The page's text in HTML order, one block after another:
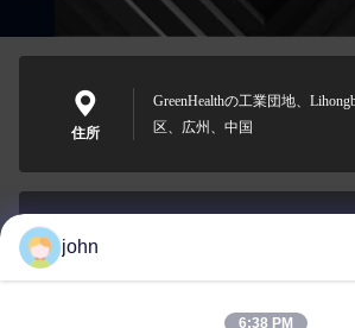
住所
GreenHealthの工業団地、
区、広州、中国
電子メール
john
6:38 PM